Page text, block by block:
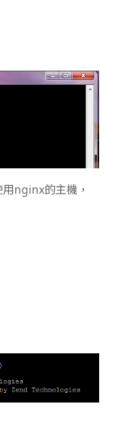
nginx的主機，